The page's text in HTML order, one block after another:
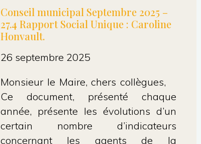
Suspension
de
promesse
de
vente
de
La
Conseil municipal Septembre 2025 –
27.4 Rapport Social Unique : Caroline
Honvault.
26 septembre 2025
Monsieur le Maire, chers collègues,
Ce document, présenté chaque
année, présente les évolutions d’un
certain nombre d’indicateurs
concernant les agents de la